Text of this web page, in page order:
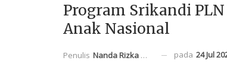
Program Srikandi
Anak Nasional
Penulis Nanda Rizka Mahendra pada 24 Jul